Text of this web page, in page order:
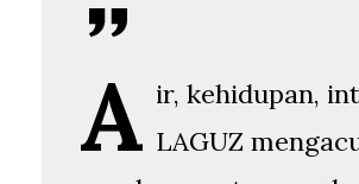
A ir, kehidupan,
LAGUZ